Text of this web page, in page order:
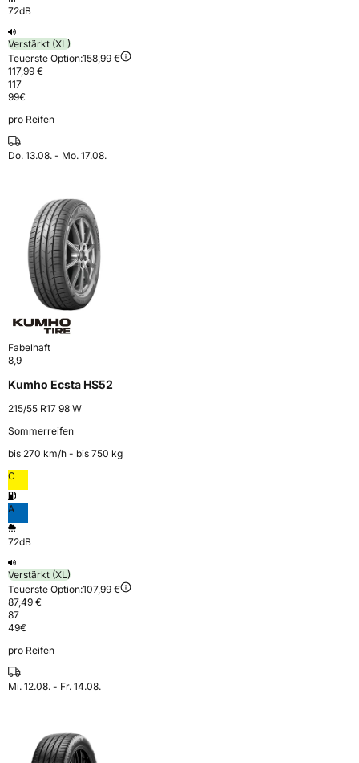
72dB
Verstärkt (XL)
Teuerste Option:158,99 €
117,99 €
117
99€
pro Reifen
Do. 13.08. - Mo. 17.08.
Fabelhaft
8,9
Kumho Ecsta HS52
215/55 R17 98 W
Sommerreifen
bis 270 km⁠/⁠h - bis 750 kg
C
A
72dB
Verstärkt (XL)
Teuerste Option:107,99 €
87,49 €
87
49€
pro Reifen
Mi. 12.08. - Fr. 14.08.